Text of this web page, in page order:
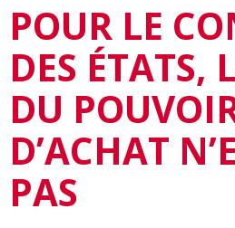
POUR LE
DES ÉTATS,
DU
D’ACHAT
PAS